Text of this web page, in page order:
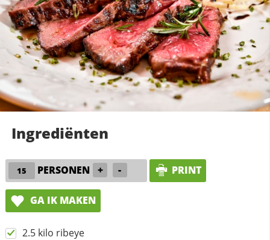
Ingrediënten
PERSONEN + - PRINT
GA IK MAKEN
2.5 kilo ribeye